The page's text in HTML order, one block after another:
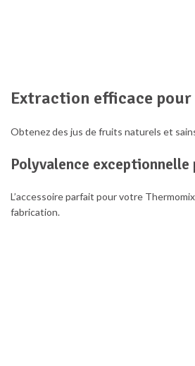
Extraction efficace
Obtenez des jus de fruits naturels et
Polyvalence
L’accessoire parfait pour votre
fabrication.